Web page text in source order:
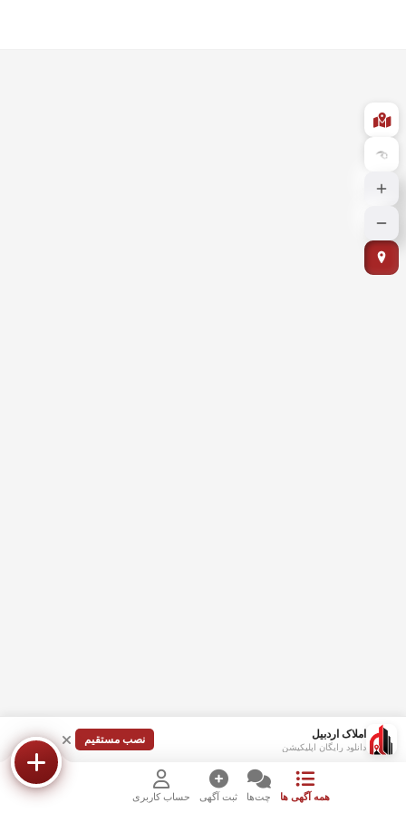
املاک اردبیل
دانلود رایگان اپلیکیشن
نصب مستقیم
همه آگهی ها چت‌ها ثبت آگهی حساب کاربری